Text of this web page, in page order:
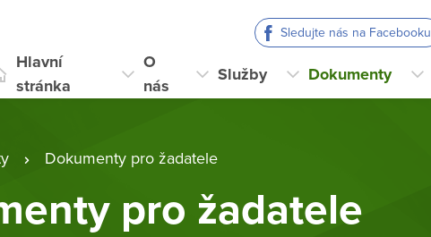
Sledujte nás na Facebooku
Hlavní
stránka
O
nás
Služby Dokumenty
Dokumenty pro žadatele
pro žadatele